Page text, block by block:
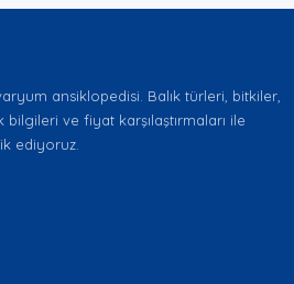
ansiklopedisi. Balık türleri, bitkiler,
ve fiyat karşılaştırmaları ile
ediyoruz.